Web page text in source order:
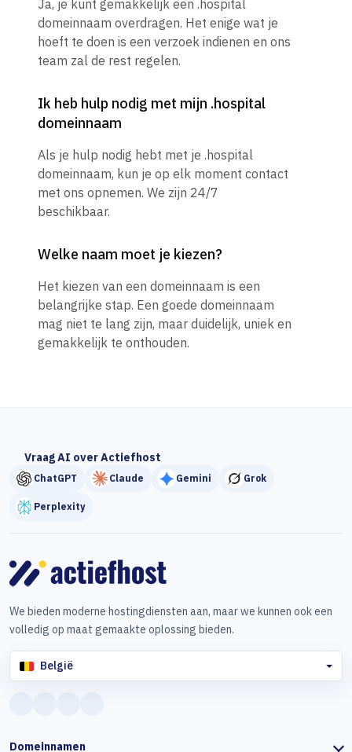
Ja, je kunt gemakkelijk een .hospital
domeinnaam overdragen. Het enige wat je
hoeft te doen is een verzoek indienen en ons
team zal de rest regelen.
Ik heb hulp nodig met mijn .hospital
domeinnaam
Als je hulp nodig hebt met je .hospital
domeinnaam, kun je op elk moment contact
met ons opnemen. We zijn 24/7
beschikbaar.
Welke naam moet je kiezen?
Het kiezen van een domeinnaam is een
belangrijke stap. Een goede domeinnaam
mag niet te lang zijn, maar duidelijk, uniek en
gemakkelijk te onthouden.
Vraag AI over Actiefhost
ChatGPT Claude Gemini Grok
Perplexity
We bieden moderne hostingdiensten aan, maar we kunnen ook een
volledig op maat gemaakte oplossing bieden.
België
Domeinnamen